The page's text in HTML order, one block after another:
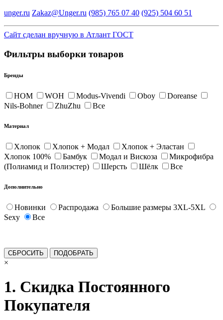
unger.ru Zakaz@Unger.ru (985) 765 07 40 (925) 504 60 51
Сайт сделан вручную в Атлант ГОСТ
Фильтры выборки товаров
Бренды
HOM WOH Modus-Vivendi Oboy
Doreanse
Nils-Bohner
ZhuZhu Все
Материал
Хлопок Хлопок + Модал
Хлопок + Эластан
Хлопок 100%
Бамбук Модал и Вискоза
Микрофибра
(Полиамид и Полиэстер)
Шерсть Шёлк Все
Дополнительно
Новинки Распродажа
Большие размеры 3XL-5XL
Sexy
Все
×
1. Скидка Постоянного
Покупателя